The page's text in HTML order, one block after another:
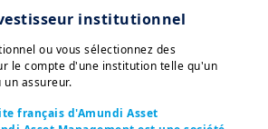
reste en vigueur par
de finances.
pour l'économie et la
Afficher plus
institutionnel
ou vous sélectionnez des
le compte d'une institution telle qu'un
un assureur.
français d'Amundi Asset